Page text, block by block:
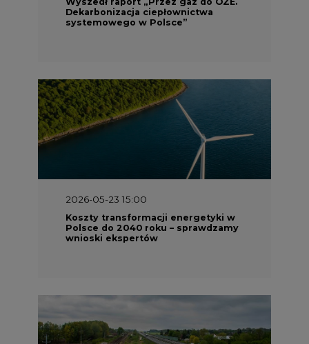
Dekarbonizacja ciepłownictwa
systemowego w Polsce”
2026-05-23 15:00
Koszty transformacji energetyki w
Polsce do 2040 roku – sprawdzamy
wnioski ekspertów